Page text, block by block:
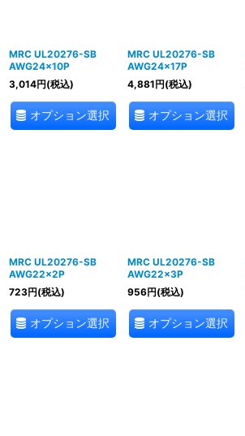
MRC UL20276-SB
AWG24×10P
3,014円(税込)
オプション選択
MRC UL20276-SB
AWG24×17P
4,881円(税込)
オプション選択
MRC UL20276-SB
AWG22×2P
723円(税込)
オプション選択
MRC UL20276-SB
AWG22×3P
956円(税込)
オプション選択